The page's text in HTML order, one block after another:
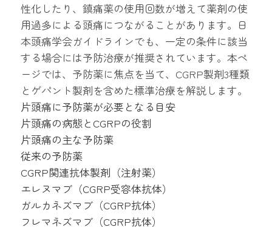
性化したり、鎮痛薬の使用回数が増えて薬剤の使
用過多による頭痛につながることがあります。日
本頭痛学会ガイドラインでも、一定の条件に該当
する場合には予防治療が推奨されています。本ペ
ージでは、予防薬に焦点を当て、CGRP製剤3種類
とゲパント製剤を含めた標準治療を解説します。
片頭痛に予防薬が必要となる目安
片頭痛の病態とCGRPの役割
片頭痛の主な予防薬
従来の予防薬
CGRP関連抗体製剤（注射薬）
エレヌマブ（CGRP受容体抗体）
ガルカネズマブ（CGRP抗体）
フレマネズマブ（CGRP抗体）